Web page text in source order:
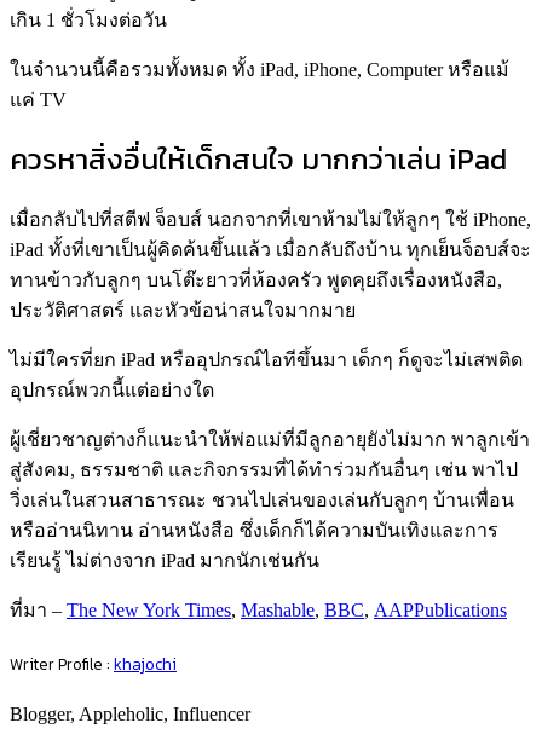
เกิน 1 ชั่วโมงต่อวัน
ในจำนวนนี้คือรวมทั้งหมด ทั้ง iPad, iPhone, Computer หรือแม้
แค่ TV
ควรหาสิ่งอื่นให้เด็กสนใจ มากกว่าเล่น iPad
เมื่อกลับไปที่สตีฟ จ็อบส์ นอกจากที่เขาห้ามไม่ให้ลูกๆ ใช้ iPhone,
iPad ทั้งที่เขาเป็นผู้คิดค้นขึ้นแล้ว เมื่อกลับถึงบ้าน ทุกเย็นจ็อบส์จะ
ทานข้าวกับลูกๆ บนโต๊ะยาวที่ห้องครัว พูดคุยถึงเรื่องหนังสือ,
ประวัติศาสตร์ และหัวข้อน่าสนใจมากมาย
ไม่มีใครที่ยก iPad หรืออุปกรณ์ไอทีขึ้นมา เด็กๆ ก็ดูจะไม่เสพติด
อุปกรณ์พวกนี้แต่อย่างใด
ผู้เชี่ยวชาญต่างก็แนะนำให้พ่อแม่ที่มีลูกอายุยังไม่มาก พาลูกเข้า
สู่สังคม,​ ธรรมชาติ และกิจกรรมที่ได้ทำร่วมกันอื่นๆ เช่น พาไป
วิ่งเล่นในสวนสาธารณะ ชวนไปเล่นของเล่นกับลูกๆ บ้านเพื่อน
หรืออ่านนิทาน อ่านหนังสือ ซึ่งเด็กก็ได้ความบันเทิงและการ
เรียนรู้ ไม่ต่างจาก iPad มากนักเช่นกัน
ที่มา – The New York Times, Mashable, BBC, AAPPublications
Writer Profile : khajochi
Blogger, Appleholic, Influencer